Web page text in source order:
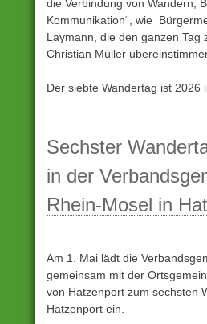
die Verbindung von Wandern,
Kommunikation“, wie
Laymann, die den ganzen Tag
Christian Müller
Der siebte Wandertag ist 2026
Archiv
eingestellt
Sechster
in der
Rhein-Mosel in
Am 1. Mai lädt die
gemeinsam mit der
von Hatzenport zum sechsten
Hatzenport ein.